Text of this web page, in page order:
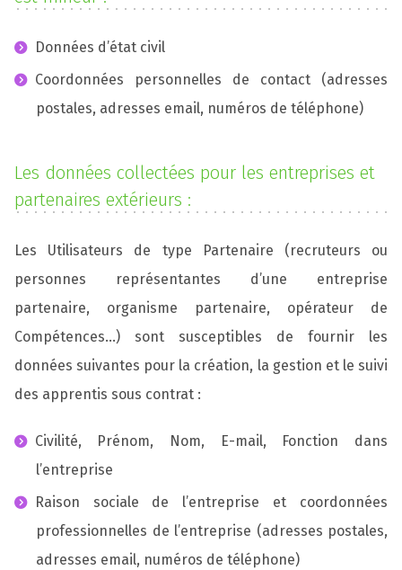
Données d’état civil
Coordonnées personnelles de contact (adresses
postales, adresses email, numéros de téléphone)
Les données collectées pour les entreprises et
partenaires extérieurs :
Les Utilisateurs de type Partenaire (recruteurs ou
personnes représentantes d’une entreprise
partenaire, organisme partenaire, opérateur de
Compétences…) sont susceptibles de fournir les
données suivantes pour la création, la gestion et le suivi
des apprentis sous contrat :
Civilité, Prénom, Nom, E-mail, Fonction dans
l’entreprise
Raison sociale de l’entreprise et coordonnées
professionnelles de l’entreprise (adresses postales,
adresses email, numéros de téléphone)